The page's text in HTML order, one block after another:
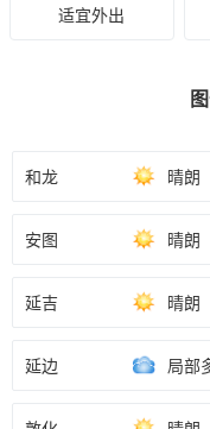
适宜外出
和龙 晴朗
安图 晴朗
延吉 晴朗
延边 局部